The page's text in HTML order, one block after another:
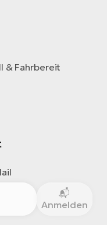
& Fahrbereit
Anmelden